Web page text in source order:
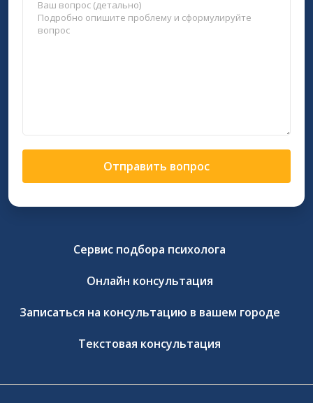
Отправить вопрос
Сервис подбора психолога
Онлайн консультация
Записаться на консультацию в вашем городе
Текстовая консультация